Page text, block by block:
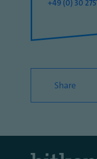
+49 (0) 30
Share